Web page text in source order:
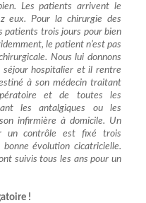
Les patients arrivent le
eux. Pour la chirurgie des
patients trois jours pour bien
le patient n’est pas
Nous lui donnons
séjour hospitalier et il rentre
à son médecin traitant
et de toutes les
les antalgiques ou les
infirmière à domicile. Un
un contrôle est fixé trois
évolution cicatricielle.
suivis tous les ans pour un
!